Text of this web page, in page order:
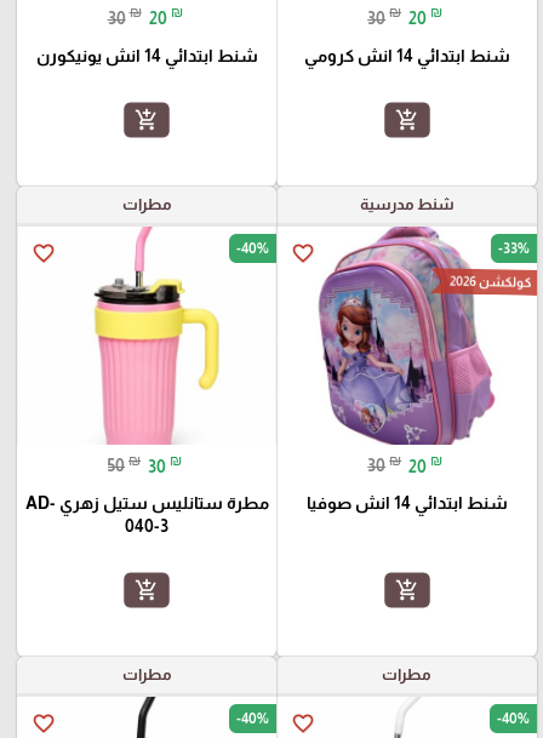
30 ₪ 20 ₪
شنط ابتدائي 14 انش كرومي
add_shopping_cart
30 ₪ 20 ₪
شنط ابتدائي 14 انش يونيكورن
add_shopping_cart
شنط مدرسية
favorite_border -33%
كولكشن 2026
30 ₪ 20 ₪
شنط ابتدائي 14 انش صوفيا
add_shopping_cart
مطرات
favorite_border -40%
50 ₪ 30 ₪
مطرة ستانليس ستيل زهري AD-
040-3
add_shopping_cart
مطرات
favorite_border -40%
مطرات
favorite_border -40%